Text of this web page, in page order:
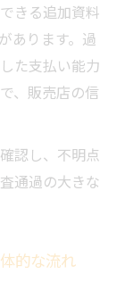
きる追加資料
あります。過
た支払い能力
、販売店の信
認し、不明点
通過の大きな
的な流れ